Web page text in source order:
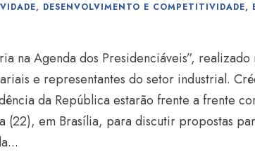
, DESENVOLVIMENTO E COMPETITIVIDADE,
na Agenda dos Presidenciáveis”,
e representantes do setor industrial.
da República estarão frente a frente
(22), em Brasília, para discutir propostas